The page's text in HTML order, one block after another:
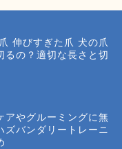
伸びすぎた爪 犬の爪
るの？適切な長さと切
アやグルーミングに無
ズバンダリートレーニ